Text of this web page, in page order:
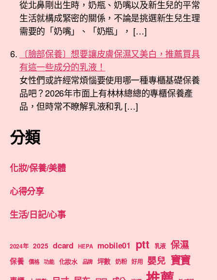
從北鼻剛出生時，奶瓶、奶嘴以及新生兒的平常
生活就構成緊密的關係，不論是挑選新生兒生理
需要的「奶嘴」、「奶瓶」， […]
〔臉部保養〕想要讓皮膚保濕又美白，推薦買具
有這一些成分的乳液！
女性們或許經常煩惱要使用哪一種專櫃基礎保養
品吧？2026年市面上有林林總總的專櫃保養產
品，但時常不瞭解乳液和乳 […]
分類
化妝/保養/美體
心得分享
生活/日記/心事
2024年 2025 dcard HEPA mobile01 ptt 乳液 保濕
保養 價格 功能 化妝水 品牌 坪數 奶粉 好用 嬰兒 寶寶